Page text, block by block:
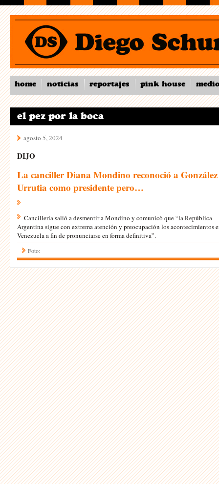
home noticias reportajes pink house
el pez por la boca
agosto 5, 2024
DIJO
La canciller Diana Mondino reconoció a González
Urrutia como presidente pero…
Cancillería salió a desmentir a Mondino y comunicò que “la República
Argentina sigue con extrema atención y preocupación los acontecimientos
Venezuela a fin de pronunciarse en forma definitiva”.
Foto: